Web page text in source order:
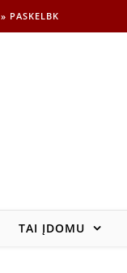
» PASKELBK
TAI ĮDOMU